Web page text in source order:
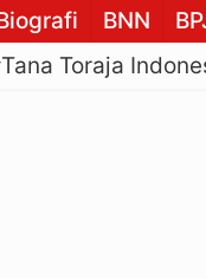
BNN
Toraja